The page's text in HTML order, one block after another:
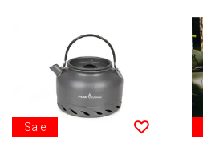
Sale